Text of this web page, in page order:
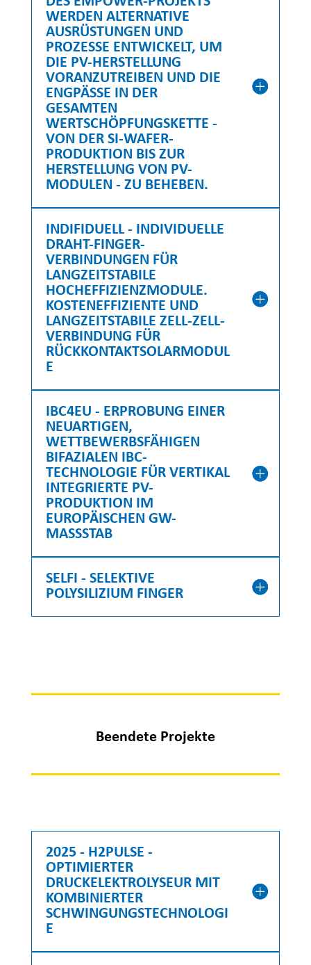
WERDEN ALTERNATIVE
AUSRÜSTUNGEN UND
PROZESSE ENTWICKELT, UM
DIE PV-HERSTELLUNG
VORANZUTREIBEN UND DIE
ENGPÄSSE IN DER
GESAMTEN
WERTSCHÖPFUNGSKETTE -
VON DER SI-WAFER-
PRODUKTION BIS ZUR
HERSTELLUNG VON PV-
MODULEN - ZU BEHEBEN.
INDIFIDUELL - INDIVIDUELLE
DRAHT-FINGER-
VERBINDUNGEN FÜR
LANGZEITSTABILE
HOCHEFFIZIENZMODULE.
KOSTENEFFIZIENTE UND
LANGZEITSTABILE ZELL-ZELL-
VERBINDUNG FÜR
RÜCKKONTAKTSOLARMODUL
E
IBC4EU - ERPROBUNG EINER
NEUARTIGEN,
WETTBEWERBSFÄHIGEN
BIFAZIALEN IBC-
TECHNOLOGIE FÜR VERTIKAL
INTEGRIERTE PV-
PRODUKTION IM
EUROPÄISCHEN GW-
MASSSTAB
SELFI - SELEKTIVE
POLYSILIZIUM FINGER
Beendete Projekte
2025 - H2PULSE -
OPTIMIERTER
DRUCKELEKTROLYSEUR MIT
KOMBINIERTER
SCHWINGUNGSTECHNOLOGI
E